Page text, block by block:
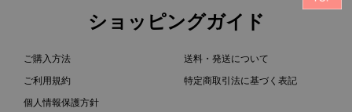
ショッピングガイド
ご購入方法
ご利用規約
個人情報保護方針
送料・発送について
特定商取引法に基づく表記